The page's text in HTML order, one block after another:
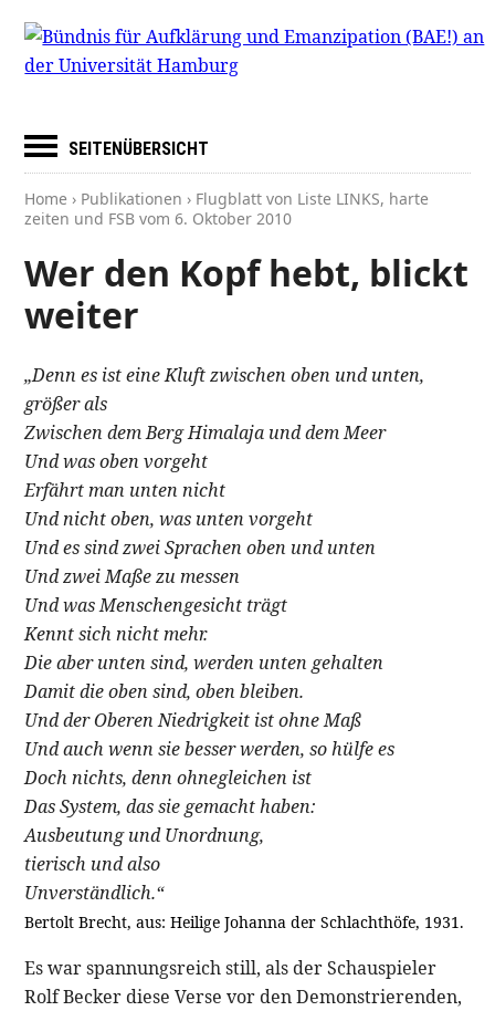
SEITENÜBERSICHT
Home › Publikationen › Flugblatt von Liste LINKS, harte
zeiten und FSB vom6. Oktober 2010
Wer den Kopf hebt, blickt
weiter
„Denn es ist eine Kluft zwischen oben und unten,
größer als
Zwischen dem Berg Himalaja und dem Meer
Und was oben vorgeht
Erfährt man unten nicht
Und nicht oben, was unten vorgeht
Und es sind zwei Sprachen oben und unten
Und zwei Maße zu messen
Und was Menschengesicht trägt
Kennt sich nicht mehr.
Die aber unten sind, werden unten gehalten
Damit die oben sind, oben bleiben.
Und der Oberen Niedrigkeit ist ohne Maß
Und auch wenn sie besser werden, so hülfe es
Doch nichts, denn ohnegleichen ist
Das System, das sie gemacht haben:
Ausbeutung und Unordnung,
tierisch und also
Unverständlich.“
Bertolt Brecht, aus: Heilige Johanna der Schlachthöfe, 1931.
Es war spannungsreich still, als der Schauspieler
Rolf Becker diese Verse vor den Demonstrierenden,